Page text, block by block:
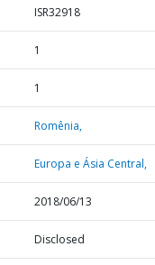
ISR32918
1
1
Romênia,
Europa e Ásia Central,
2018/06/13
Disclosed